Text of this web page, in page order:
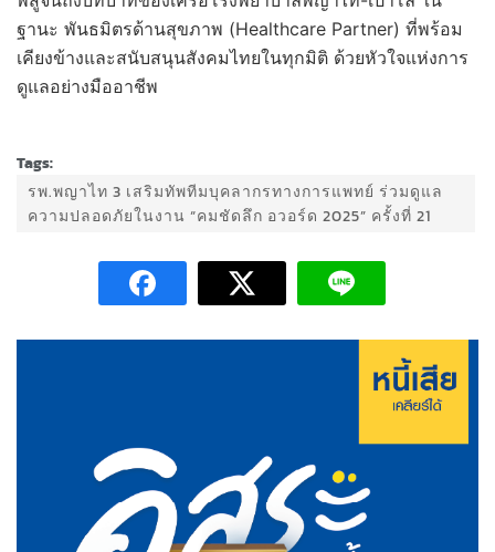
ฐานะ พันธมิตรด้านสุขภาพ (Healthcare Partner) ที่พร้อม
เคียงข้างและสนับสนุนสังคมไทยในทุกมิติ ด้วยหัวใจแห่งการ
ดูแลอย่างมืออาชีพ
Tags:
รพ.พญาไท 3 เสริมทัพทีมบุคลากรทางการแพทย์ ร่วมดูแล
ความปลอดภัยในงาน “คมชัดลึก อวอร์ด 2025” ครั้งที่ 21